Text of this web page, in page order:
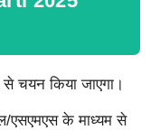
चयन किया जाएगा।
एसएमएस के माध्यम से